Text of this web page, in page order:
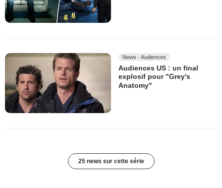
News - Audiences
Audiences US : un final
explosif pour "Grey's
Anatomy"
25 news sur cette série